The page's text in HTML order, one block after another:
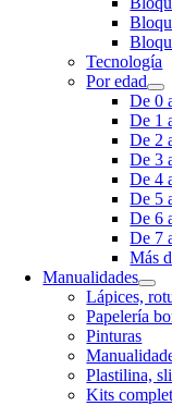
Tecnología
Por edad
De 0
De 1
De 2
De 3
De 4
De 5
De 6
De 7
Más
Manualidades
Lápices,
Papelería
Pinturas
Plastilina,
Kits